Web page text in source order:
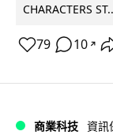
CHARACTERS
79 10 ↗
商業科技 資訊